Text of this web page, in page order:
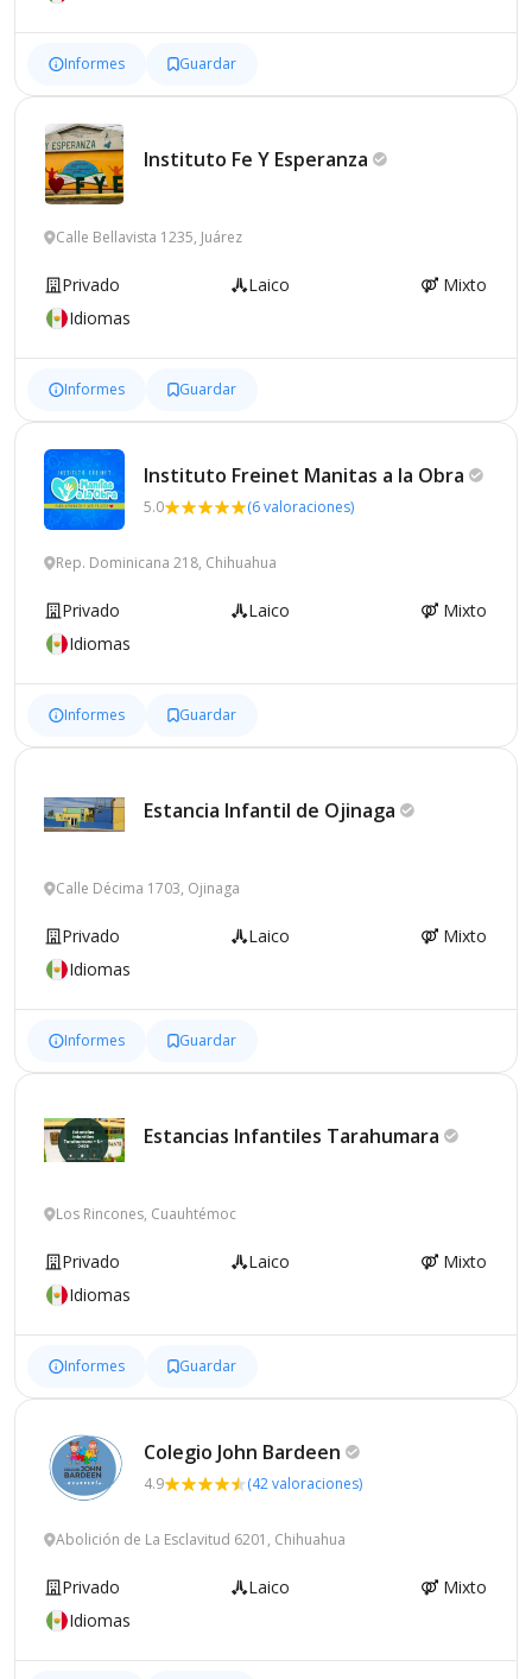
Informes Guardar
Instituto Fe Y Esperanza
Calle Bellavista 1235, Juárez
Privado Laico
Mixto
Idiomas
Informes Guardar
Instituto Freinet Manitas a la Obra
5.0 (6 valoraciones)
Rep. Dominicana 218, Chihuahua
Privado Laico
Mixto
Idiomas
Informes Guardar
Estancia Infantil de Ojinaga
Calle Décima 1703, Ojinaga
Privado Laico
Mixto
Idiomas
Informes Guardar
Estancias Infantiles Tarahumara
Los Rincones, Cuauhtémoc
Privado Laico
Mixto
Idiomas
Informes Guardar
Colegio John Bardeen
4.9 (42 valoraciones)
Abolición de La Esclavitud 6201, Chihuahua
Privado Laico
Mixto
Idiomas